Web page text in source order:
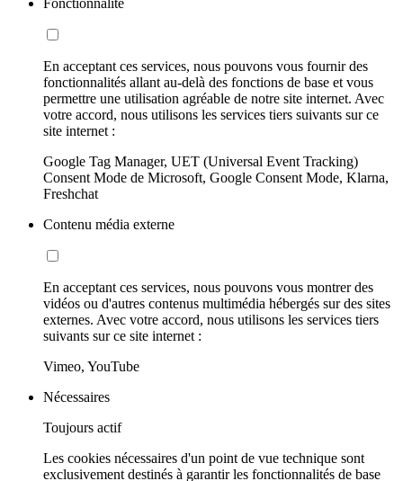
Fonctionnalité
En acceptant ces services, nous pouvons vous fournir des
fonctionnalités allant au-delà des fonctions de base et vous
permettre une utilisation agréable de notre site internet. Avec
votre accord, nous utilisons les services tiers suivants sur ce
site internet :
Google Tag Manager, UET (Universal Event Tracking)
Consent Mode de Microsoft, Google Consent Mode, Klarna,
Freshchat
Contenu média externe
En acceptant ces services, nous pouvons vous montrer des
vidéos ou d'autres contenus multimédia hébergés sur des sites
externes. Avec votre accord, nous utilisons les services tiers
suivants sur ce site internet :
Vimeo, YouTube
Nécessaires
Toujours actif
Les cookies nécessaires d'un point de vue technique sont
exclusivement destinés à garantir les fonctionnalités de base